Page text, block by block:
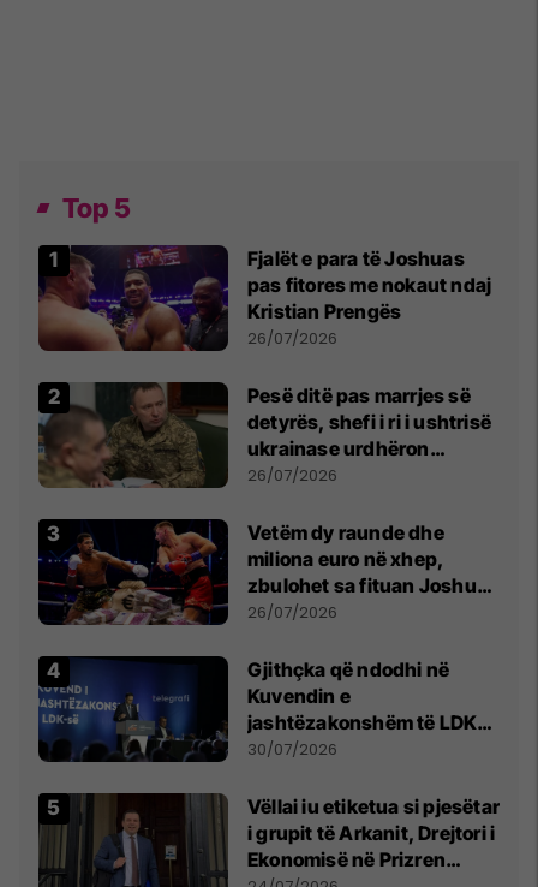
Top 5
Fjalët e para të Joshuas
pas fitores me nokaut ndaj
Kristian Prengës
26/07/2026
Pesë ditë pas marrjes së
detyrës, shefi i ri i ushtrisë
ukrainase urdhëron
kontroll të madh
26/07/2026
Vetëm dy raunde dhe
miliona euro në xhep,
zbulohet sa fituan Joshua
e Prenga
26/07/2026
Gjithçka që ndodhi në
Kuvendin e
jashtëzakonshëm të LDK-
së
30/07/2026
Vëllai iu etiketua si pjesëtar
i grupit të Arkanit, Drejtori i
Ekonomisë në Prizren